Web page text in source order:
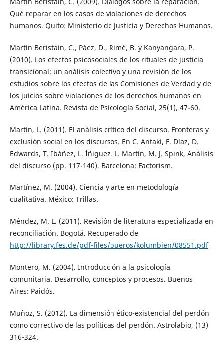
Qué reparar en los casos de violaciones de derechos
humanos. Quito: Ministerio de Justicia y Derechos Humanos.
Martín Beristain, C., Páez, D., Rimé, B. y Kanyangara, P.
(2010). Los efectos psicosociales de los rituales de justicia
transicional: un análisis colectivo y una revisión de los
estudios sobre los efectos de las Comisiones de Verdad y de
los juicios sobre violaciones de los derechos humanos en
América Latina. Revista de Psicología Social, 25(1), 47-60.
Martín, L. (2011). El análisis crítico del discurso. Fronteras y
exclusión social en los discursos. En C. Antaki, F. Díaz, D.
Edwards, T. Ibáñez, L. Íñiguez, L. Martín, M. J. Spink, Análisis
del discurso (pp. 117-140). Barcelona: Factorism.
Martínez, M. (2004). Ciencia y arte en metodología
cualitativa. México: Trillas.
Méndez, M. L. (2011). Revisión de literatura especializada en
reconciliación. Bogotá. Recuperado de
http://library.fes.de/pdf-files/bueros/kolumbien/08551.pdf
Montero, M. (2004). Introducción a la psicología
comunitaria. Desarrollo, conceptos y procesos. Buenos
Aires: Paidós.
Muñoz, S. (2012). La dimensión ético-existencial del perdón
como correctivo de las políticas del perdón. Astrolabio, (13)
316-324.